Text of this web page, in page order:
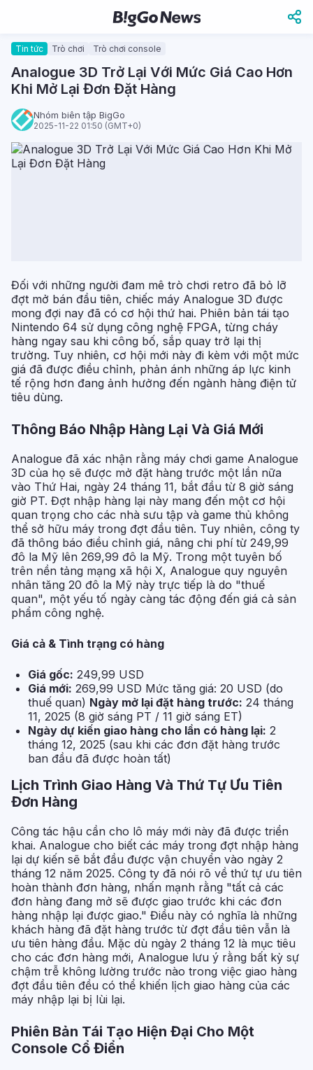
Tin tức Trò chơi Trò chơi console
Analogue 3D Trở Lại Với Mức Giá Cao Hơn
Khi Mở Lại Đơn Đặt Hàng
Nhóm biên tập BigGo
2025-11-22 01:50 (GMT+0)
Đối với những người đam mê trò chơi retro đã bỏ lỡ
đợt mở bán đầu tiên, chiếc máy Analogue 3D được
mong đợi nay đã có cơ hội thứ hai. Phiên bản tái tạo
Nintendo 64 sử dụng công nghệ FPGA, từng cháy
hàng ngay sau khi công bố, sắp quay trở lại thị
trường. Tuy nhiên, cơ hội mới này đi kèm với một mức
giá đã được điều chỉnh, phản ánh những áp lực kinh
tế rộng hơn đang ảnh hưởng đến ngành hàng điện tử
tiêu dùng.
Thông Báo Nhập Hàng Lại Và Giá Mới
Analogue đã xác nhận rằng máy chơi game Analogue
3D của họ sẽ được mở đặt hàng trước một lần nữa
vào Thứ Hai, ngày 24 tháng 11, bắt đầu từ 8 giờ sáng
giờ PT. Đợt nhập hàng lại này mang đến một cơ hội
quan trọng cho các nhà sưu tập và game thủ không
thể sở hữu máy trong đợt đầu tiên. Tuy nhiên, công ty
đã thông báo điều chỉnh giá, nâng chi phí từ 249,99
đô la Mỹ lên 269,99 đô la Mỹ. Trong một tuyên bố
trên nền tảng mạng xã hội X, Analogue quy nguyên
nhân tăng 20 đô la Mỹ này trực tiếp là do "thuế
quan", một yếu tố ngày càng tác động đến giá cả sản
phẩm công nghệ.
Giá cả & Tình trạng có hàng
Giá gốc: 249,99 USD
Giá mới: 269,99 USD Mức tăng giá: 20 USD (do
thuế quan) Ngày mở lại đặt hàng trước: 24 tháng
11, 2025 (8 giờ sáng PT / 11 giờ sáng ET)
Ngày dự kiến giao hàng cho lần có hàng lại: 2
tháng 12, 2025 (sau khi các đơn đặt hàng trước
ban đầu đã được hoàn tất)
Lịch Trình Giao Hàng Và Thứ Tự Ưu Tiên
Đơn Hàng
Công tác hậu cần cho lô máy mới này đã được triển
khai. Analogue cho biết các máy trong đợt nhập hàng
lại dự kiến sẽ bắt đầu được vận chuyển vào ngày 2
tháng 12 năm 2025. Công ty đã nói rõ về thứ tự ưu tiên
hoàn thành đơn hàng, nhấn mạnh rằng "tất cả các
đơn hàng đang mở sẽ được giao trước khi các đơn
hàng nhập lại được giao." Điều này có nghĩa là những
khách hàng đã đặt hàng trước từ đợt đầu tiên vẫn là
ưu tiên hàng đầu. Mặc dù ngày 2 tháng 12 là mục tiêu
cho các đơn hàng mới, Analogue lưu ý rằng bất kỳ sự
chậm trễ không lường trước nào trong việc giao hàng
đợt đầu tiên đều có thể khiến lịch giao hàng của các
máy nhập lại bị lùi lại.
Phiên Bản Tái Tạo Hiện Đại Cho Một
Console Cổ Điển